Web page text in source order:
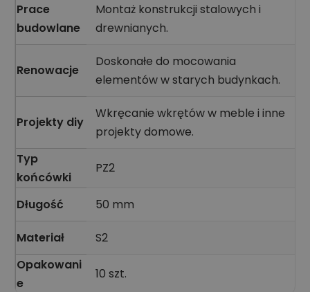
Prace
budowlane
Montaż konstrukcji stalowych i
drewnianych.
Renowacje
Doskonałe do mocowania
elementów w starych budynkach.
Projekty diy
Wkręcanie wkrętów w meble i inne
projekty domowe.
Typ
końcówki
PZ2
Długość 50 mm
Materiał
S2
Opakowani
e
10 szt.